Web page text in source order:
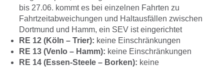
bis 27.06. kommt es bei einzelnen Fahrten zu
Fahrtzeitabweichungen und Haltausfällen zwischen
Dortmund und Hamm, ein SEV ist eingerichtet
RE 12 (Köln – Trier): keine Einschränkungen
RE 13 (Venlo – Hamm): keine Einschränkungen
RE 14 (Essen-Steele – Borken): keine